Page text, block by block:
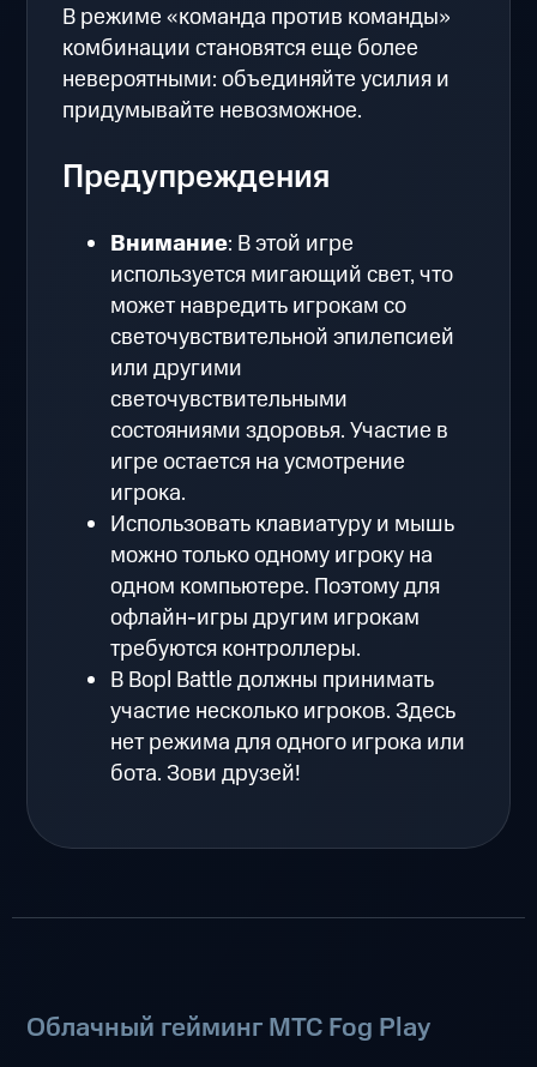
В режиме «команда против команды»
комбинации становятся еще более
невероятными: объединяйте усилия и
придумывайте невозможное.
Предупреждения
Внимание: В этой игре
используется мигающий свет, что
может навредить игрокам со
светочувствительной эпилепсией
или другими
светочувствительными
состояниями здоровья. Участие в
игре остается на усмотрение
игрока.
Использовать клавиатуру и мышь
можно только одному игроку на
одном компьютере. Поэтому для
офлайн-игры другим игрокам
требуются контроллеры.
В Bopl Battle должны принимать
участие несколько игроков. Здесь
нет режима для одного игрока или
бота. Зови друзей!
Облачный гейминг МТС Fog Play